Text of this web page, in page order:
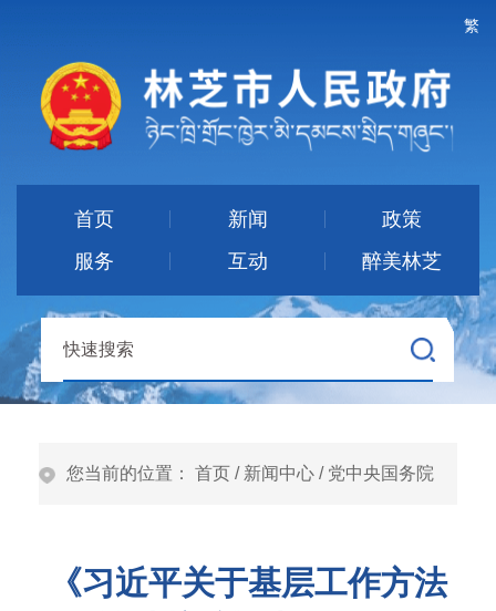
繁
首页 新闻
政策
服务
互动 醉美林芝
您当前的位置： 首页 / 新闻中心 / 党中央国务院
《习近平关于基层工作方法